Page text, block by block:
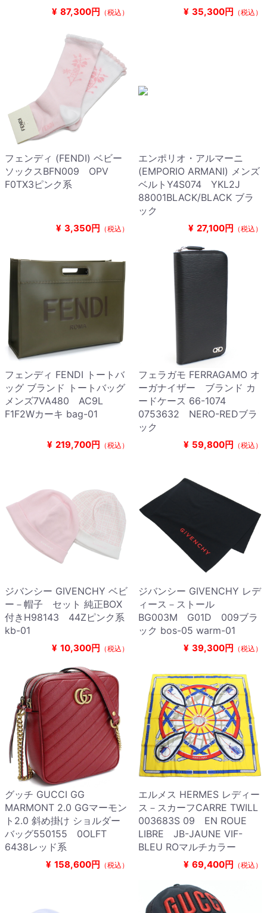
¥ 87,300円 （税込） ¥ 35,300円 （税込）
フェンディ (FENDI) ベビー
ソックスBFN009 OPV
F0TX3ピンク系
¥ 3,350円 （税込）
エンポリオ・アルマーニ
(EMPORIO ARMANI) メンズ
ベルトY4S074 YKL2J
88001BLACK/BLACK ブラ
ック
¥ 27,100円 （税込）
フェンディ FENDI トートバ
ッグ ブランド トートバッグ
メンズ7VA480 AC9L
F1F2Wカーキ bag-01
¥ 219,700円 （税込）
フェラガモ FERRAGAMO オ
ーガナイザー ブランド カ
ードケース 66-1074
0753632 NERO-REDブラ
ック
¥ 59,800円 （税込）
ジバンシー GIVENCHY ベビ
ー－帽子 セット 純正BOX
付きH98143 44Zピンク系
kb-01
¥ 10,300円 （税込）
ジバンシー GIVENCHY レデ
ィース－ストール
BG003M G01D 009ブラ
ック bos-05 warm-01
¥ 39,300円 （税込）
グッチ GUCCI GG
MARMONT 2.0 GGマーモン
ト2.0 斜め掛け ショルダー
バッグ550155 0OLFT
6438レッド系
¥ 158,600円 （税込）
エルメス HERMES レディー
ス－スカーフCARRE TWILL
003683S 09 EN ROUE
LIBRE JB-JAUNE VIF-
BLEU ROマルチカラー
¥ 69,400円 （税込）